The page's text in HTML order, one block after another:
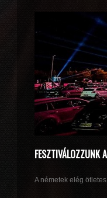
FESZTIVÁLOZZUNK
A németek elég